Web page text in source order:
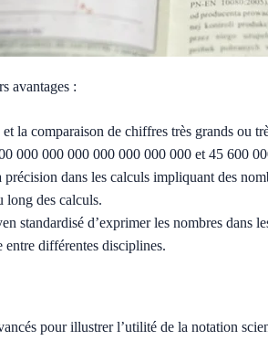
avantages :
la comparaison de chiffres très grands ou
000 000 000 000 000 000 000 et 45 600
dans les calculs impliquant des
long des calculs.
standardisé d’exprimer les nombres dans
différentes disciplines.
pour illustrer l’utilité de la notation